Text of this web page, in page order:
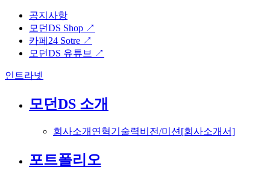
공지사항
모던DS Shop ↗
카페24 Sotre ↗
모던DS 유튜브 ↗
인트라넷
모던DS 소개
회사소개 연혁기술력비전/미션 [회사소개서]
포트폴리오